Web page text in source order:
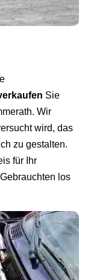
Sie
Wir
wird, das
zu gestalten.
für Ihr
los